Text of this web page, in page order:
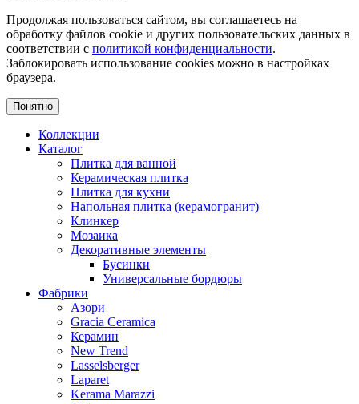
Продолжая пользоваться сайтом, вы соглашаетесь на
обработку файлов cookie и других пользовательских данных в
соответствии с политикой конфиденциальности.
Заблокировать использование cookies можно в настройках
браузера.
Понятно
Коллекции
Каталог
Плитка для ванной
Керамическая плитка
Плитка для кухни
Напольная плитка (керамогранит)
Клинкер
Мозаика
Декоративные элементы
Бусинки
Универсальные бордюры
Фабрики
Азори
Gracia Ceramica
Керамин
New Trend
Lasselsberger
Laparet
Kerama Marazzi